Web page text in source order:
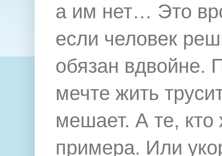
а им нет… Это
если человек
обязан вдвойне.
мечте жить
мешает. А те,
примера. Или